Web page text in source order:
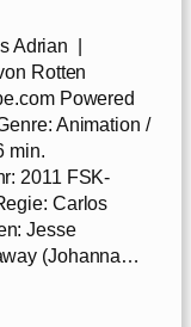
Adrian |
Rotten
Powered
Animation /
min.
2011 FSK-
Carlos
Jesse
(Johanna…